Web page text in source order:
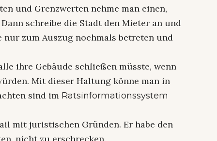
und Grenzwerten nehme man einen,
schreibe die Stadt den Mieter an und
zum Auszug nochmals betreten und
ihre Gebäude schließen müsste, wenn
Mit dieser Haltung könne man in
sind im Ratsinformationssystem
mit juristischen Gründen. Er habe den